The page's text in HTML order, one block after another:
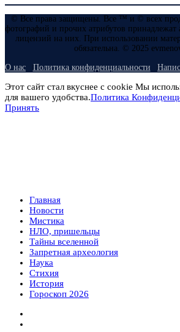
© Все права защищены. Все ™ и © всех
фотографий и прочих атрибутов принадлежат
лицензий на них. При использовании
обязательна. © 2025
О нас Политика конфиденциальности
Этот сайт стал вкуснее с cookie Мы
для вашего удобства.Политика
Принять
Главная
Новости
Мистика
НЛО, пришельцы
Тайны вселенной
Запретная археология
Наука
Стихия
История
Гороскоп 2026